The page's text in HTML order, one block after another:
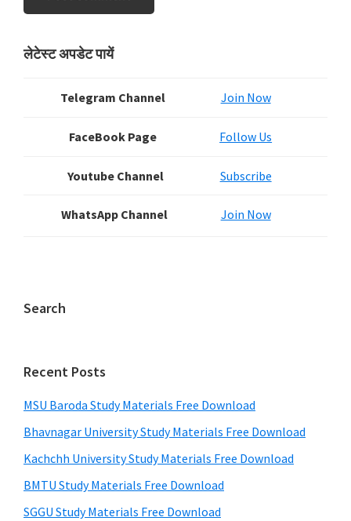
Primary
लेटेस्ट अपडेट पायें
Telegram Channel Join Now
FaceBook Page Follow Us
Youtube Channel Subscribe
WhatsApp Channel Join Now
Search
Recent Posts
MSU Baroda Study Materials Free Download
Bhavnagar University Study Materials Free Download
Kachchh University Study Materials Free Download
BMTU Study Materials Free Download
SGGU Study Materials Free Download